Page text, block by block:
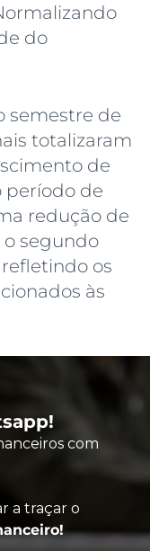
do
semestre de
totalizaram
de
período de
redução de
o segundo
os
às
com
a traçar o